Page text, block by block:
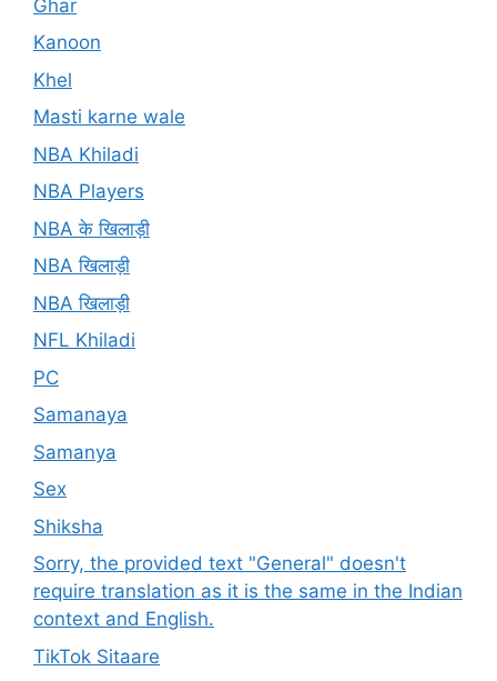
Ghar
Kanoon
Khel
Masti karne wale
NBA Khiladi
NBA Players
NBA के खिलाड़ी
NBA खिलाड़ी
NBA खिलाड़ी
NFL Khiladi
PC
Samanaya
Samanya
Sex
Shiksha
Sorry, the provided text "General" doesn't
require translation as it is the same in the Indian
context and English.
TikTok Sitaare